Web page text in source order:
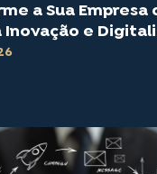
a Sua Empresa
Inovação e